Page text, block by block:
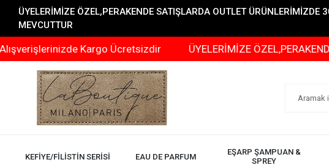
ÜYELERİMİZE ÖZEL,PERAKENDE SATIŞLARDA OUTLET
MEVCUTTUR
Kargo Ücretsizdir ÜYELERİMİZE ÖZEL,PERAKENDE
KEFİYE/FİLİSTİN SERİSİ EAU DE PARFUM
EŞARP ŞAMPUAN &
SPREY